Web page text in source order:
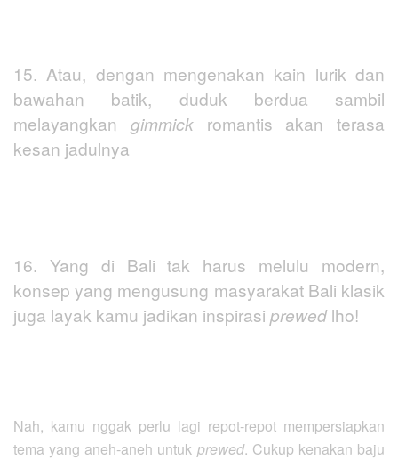
15. Atau, dengan mengenakan kain lurik dan
bawahan batik, duduk berdua sambil
melayangkan gimmickromantis akan terasa
kesan jadulnya
16. Yang di Bali tak harus melulu modern,
konsep yang mengusung masyarakat Bali klasik
juga layak kamu jadikan inspirasi prewedlho!
Nah, kamu nggak perlu lagi repot-repot mempersiapkan
tema yang aneh-aneh untuk prewed. Cukup kenakan baju